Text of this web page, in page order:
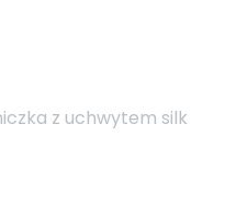
z uchwytem silk